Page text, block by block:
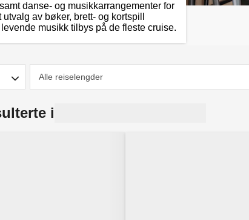
danse- og musikkarrangementer for
av bøker, brett- og kortspill
musikk tilbys på de fleste cruise.
i